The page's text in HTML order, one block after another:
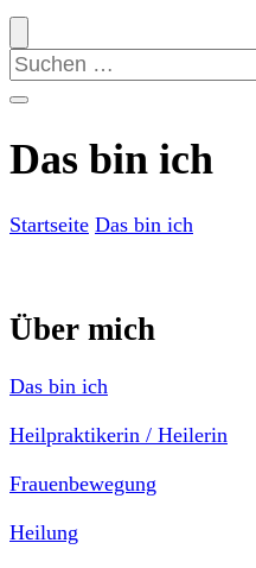
Suchen
nach:
Das bin ich
Startseite Das bin ich
Über mich
Das bin ich
Heilpraktikerin / Heilerin
Frauenbewegung
Heilung